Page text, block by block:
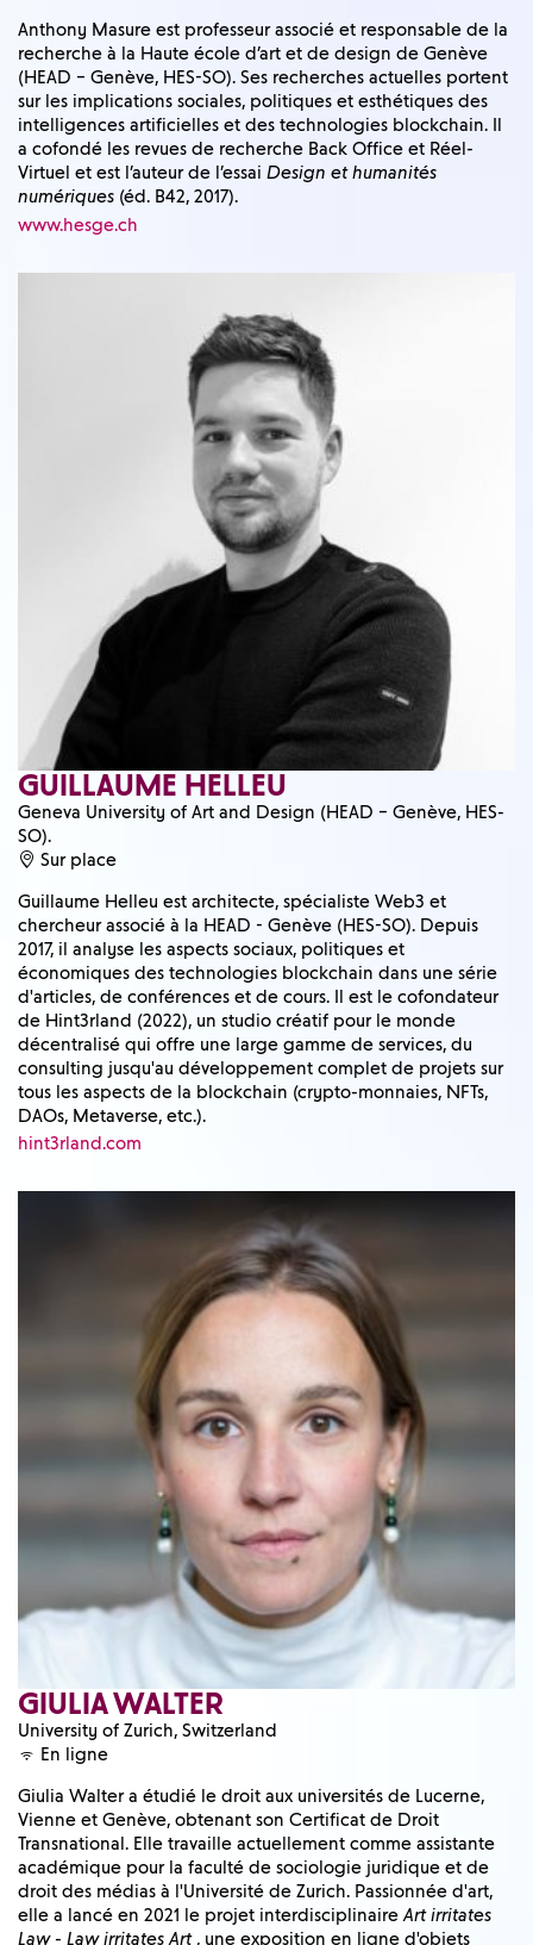
Anthony Masure est professeur associé et responsable de la
recherche à la Haute école d’art et de design de Genève
(HEAD – Genève, HES-SO). Ses recherches actuelles portent
sur les implications sociales, politiques et esthétiques des
intelligences artificielles et des technologies blockchain. Il
a cofondé les revues de recherche Back Office et Réel-
Virtuel et est l’auteur de l’essai Design et humanités
numériques (éd. B42, 2017).
www.hesge.ch
GUILLAUME HELLEU
Geneva University of Art and Design (HEAD – Genève, HES-
SO).
Sur place
Guillaume Helleu est architecte, spécialiste Web3 et
chercheur associé à la HEAD - Genève (HES-SO). Depuis
2017, il analyse les aspects sociaux, politiques et
économiques des technologies blockchain dans une série
d'articles, de conférences et de cours. Il est le cofondateur
de Hint3rland (2022), un studio créatif pour le monde
décentralisé qui offre une large gamme de services, du
consulting jusqu'au développement complet de projets sur
tous les aspects de la blockchain (crypto-monnaies, NFTs,
DAOs, Metaverse, etc.).
hint3rland.com
GIULIA WALTER
University of Zurich, Switzerland
En ligne
Giulia Walter a étudié le droit aux universités de Lucerne,
Vienne et Genève, obtenant son Certificat de Droit
Transnational. Elle travaille actuellement comme assistante
académique pour la faculté de sociologie juridique et de
droit des médias à l'Université de Zurich. Passionnée d'art,
elle a lancé en 2021 le projet interdisciplinaireArt irritates
Law - Law irritates Art , une exposition en ligne d'objets